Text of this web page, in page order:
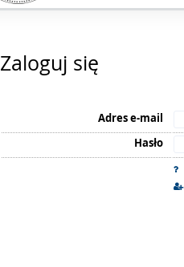
Zaloguj się
Adres e-mail
Hasło